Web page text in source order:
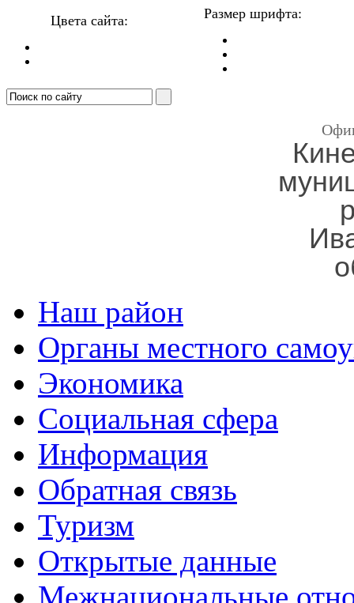
Цвета сайта: Размер шрифта:
Наш район
Органы местного
Экономика
Социальная сфера
Информация
Обратная связь
Туризм
Открытые данные